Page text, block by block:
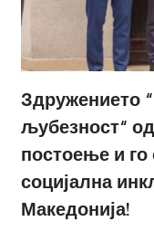
Здружението
љубезност“
постоење и
социјална
Македонија!